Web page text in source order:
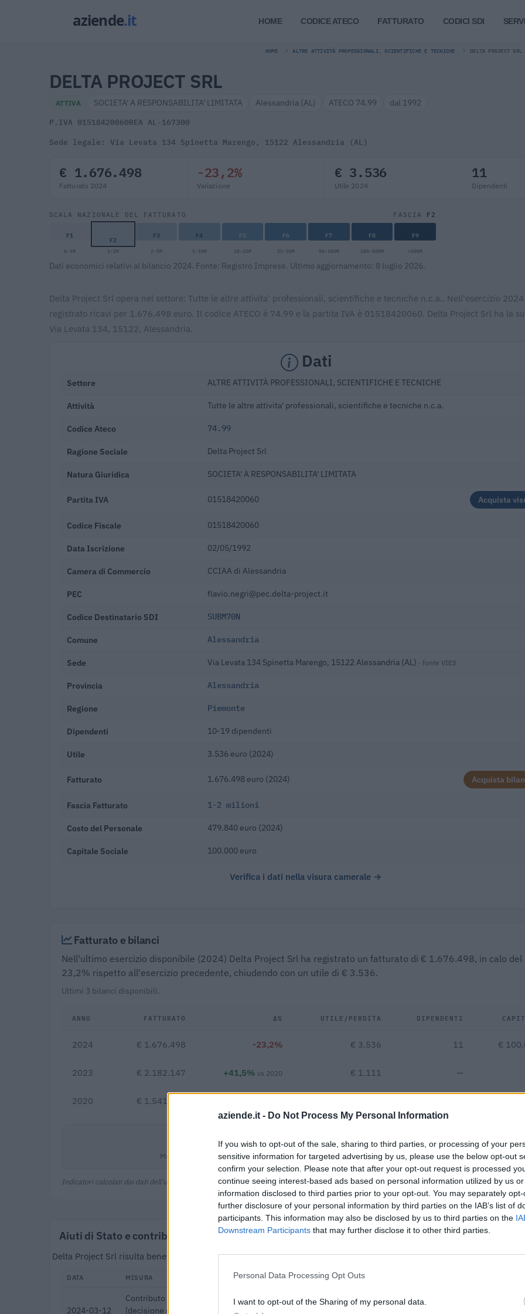
aziende.it - Do Not Process My Personal Information
If you wish to opt-out of the sale, sharing to third parties, or processing of your
sensitive information for targeted advertising by us, please use the below opt-out
confirm your selection. Please note that after your opt-out request is processed
continue seeing interest-based ads based on personal information utilized by us
information disclosed to third parties prior to your opt-out. You may separately
further disclosure of your personal information by third parties on the IAB’s list of
participants. This information may also be disclosed by us to third parties on the
Downstream Participants that may further disclose it to other third parties.
Personal Data Processing Opt Outs
I want to opt-out of the Sharing of my personal data.
HOME CODICE ATECO FATTURATO CODICI SDI
HOME ALTRE ATTIVITÀ PROFESSIONALI, SCIENTIFICHE E TECNICHE DELTA PROJECT SRL
DELTA PROJECT SRL
ATTIVA SOCIETA' A RESPONSABILITA' LIMITATA Alessandria (AL) ATECO 74.99 dal 1992
P.IVA 01518420060REA AL-167300
Sede legale: Via Levata 134 Spinetta Marengo, 15122 Alessandria (AL)
€ 1.676.498
Fatturato 2024
-23,2%
Variazione
€ 3.536
Utile 2024
11
Dipendenti
SCALA NAZIONALE DEL FATTURATO FASCIA F2
F1 F2 F3 F4 F5 F6 F7 F8 F9
0-1M 1-2M 2-5M 5-10M 10-25M 25-50M 50-100M 100-500M >500M
Dati economici relativi al bilancio 2024. Fonte: Registro Imprese. Ultimo aggiornamento: 8 luglio 2026.
Delta Project Srl opera nel settore: Tutte le altre attivita' professionali, scientifiche e tecniche n.c.a.. Nell'esercizio 2024
registrato ricavi per 1.676.498 euro. Il codice ATECO è 74.99 e la partita IVA è 01518420060. Delta Project Srl ha la
Via Levata 134, 15122, Alessandria.
Dati
Settore ALTRE ATTIVITÀ PROFESSIONALI, SCIENTIFICHE E TECNICHE
Attività Tutte le altre attivita' professionali, scientifiche e tecniche n.c.a.
Codice Ateco 74.99
Ragione Sociale Delta Project Srl
Natura Giuridica SOCIETA' A RESPONSABILITA' LIMITATA
Partita IVA 01518420060 Acquista
Codice Fiscale 01518420060
Data Iscrizione 02/05/1992
Camera di Commercio CCIAA di Alessandria
PEC flavio.negri@pec.delta-project.it
Codice Destinatario SDI SUBM70N
Comune Alessandria
Sede Via Levata 134 Spinetta Marengo, 15122 Alessandria (AL) · fonte VIES
Provincia Alessandria
Regione Piemonte
Dipendenti 10-19 dipendenti
Utile 3.536 euro (2024)
Fatturato 1.676.498 euro (2024) Acquista
Fascia Fatturato 1-2 milioni
Costo del Personale 479.840 euro (2024)
Capitale Sociale 100.000 euro
Verifica i dati nella visura camerale →
Fatturato e bilanci
Nell'ultimo esercizio disponibile (2024) Delta Project Srl ha registrato un fatturato di € 1.676.498, in calo del
23,2% rispetto all'esercizio precedente, chiudendo con un utile di € 3.536.
Ultimi 3 bilanci disponibili.
ANNO FATTURATO Δ% UTILE/PERDITA DIPENDENTI
2024 € 1.676.498 -23,2% € 3.536 11 €
2023 € 2.182.147 +41,5% vs 2020 € 1.111 —
2020 € 1.541.814
Margine netto
€ 152.409
Fatturato per dipendente
Indicatori calcolati dai dati dell'ultimo bilancio disponibile.
Aiuti di Stato e contributi pubblici
Delta Project Srl risulta beneficiaria di 9 aiuti o contributi pubblici per un totale di 54.992 euro (2020–2024).
DATA MISURA ENTE CONCEDENTE
2024-03-12
Contributo a fondo perduto "perequativo"
[decisione su SA.100155 e modifiche (estensione